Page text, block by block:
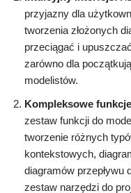
przyjazny dla
tworzenia złożonych
przeciągać i
zarówno dla
modelistów.
Kompleksowe
zestaw funkcji do
tworzenie różnych
kontekstowych,
diagramów przepływu
zestaw narzędzi do